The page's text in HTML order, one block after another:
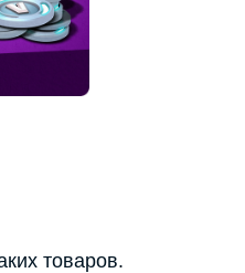
товаров.